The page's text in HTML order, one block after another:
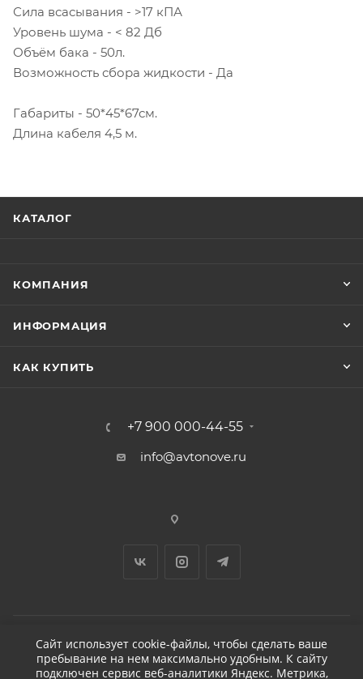
Сила всасывания - >17 кПА
Уровень шума - < 82 Дб
Объём бака - 50л.
Возможность сбора жидкости - Да
Габариты - 50*45*67см.
Длина кабеля 4,5 м.
КАТАЛОГ
КОМПАНИЯ
ИНФОРМАЦИЯ
КАК КУПИТЬ
+7 900 000-44-55
info@avtonove.ru
2026 © ДЕТЕЙЛИНГ-МАРКЕТ АВТОНОВЬЕ
Сайт использует cookie-файлы, чтобы сделать ваше
пребывание на нем максимально удобным. К cайту
подключен сервис веб-аналитики Яндекс. Метрика,